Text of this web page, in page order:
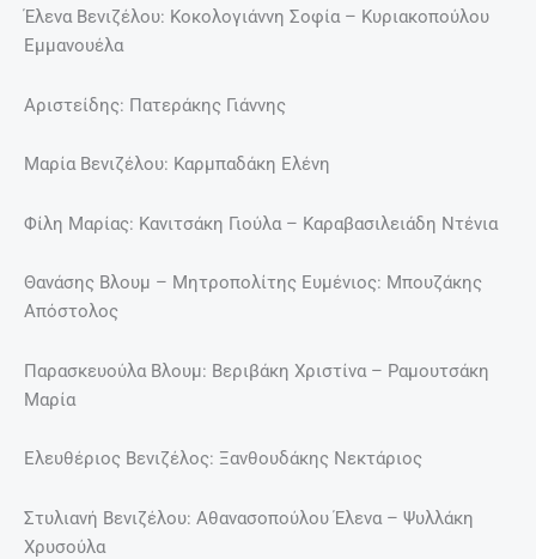
Έλενα Βενιζέλου: Κοκολογιάννη Σοφία – Κυριακοπούλου
Εμμανουέλα
Αριστείδης: Πατεράκης Γιάννης
Μαρία Βενιζέλου: Καρμπαδάκη Ελένη
Φίλη Μαρίας: Κανιτσάκη Γιούλα – Καραβασιλειάδη Ντένια
Θανάσης Βλουμ – Μητροπολίτης Ευμένιος: Μπουζάκης
Απόστολος
Παρασκευούλα Βλουμ: Βεριβάκη Χριστίνα – Ραμουτσάκη
Μαρία
Ελευθέριος Βενιζέλος: Ξανθουδάκης Νεκτάριος
Στυλιανή Βενιζέλου: Αθανασοπούλου Έλενα – Ψυλλάκη
Χρυσούλα